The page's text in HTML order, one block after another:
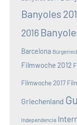
Banyoles
2016
Barcelona
Filmwoche 2012
Filmwoche 2017
Griechenland
Independencia